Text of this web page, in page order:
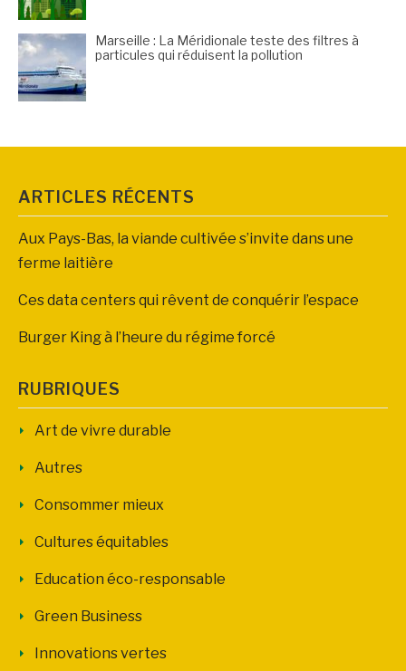
Marseille : La Méridionale teste des filtres à
particules qui réduisent la pollution
ARTICLES RÉCENTS
Aux Pays-Bas, la viande cultivée s’invite dans une
ferme laitière
Ces data centers qui rêvent de conquérir l’espace
Burger King à l’heure du régime forcé
RUBRIQUES
Art de vivre durable
Autres
Consommer mieux
Cultures équitables
Education éco-responsable
Green Business
Innovations vertes